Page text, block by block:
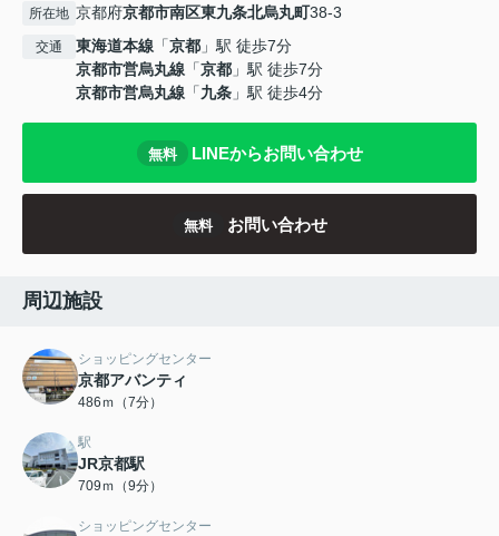
所在地 京都府京都市南区東九条北烏丸町38-3
交通 東海道本線 「京都 」駅 徒歩7分
京都市営烏丸線 「京都 」駅 徒歩7分
京都市営烏丸線 「九条 」駅 徒歩4分
無料 LINEからお問い合わせ
無料 お問い合わせ
周辺施設
ショッピングセンター
京都アバンティ
486ｍ（7分）
駅
JR京都駅
709ｍ（9分）
ショッピングセンター